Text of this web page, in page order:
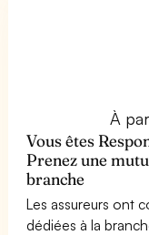
À
Vous êtes
Prenez une
branche
Les assureurs ont
dédiées à la